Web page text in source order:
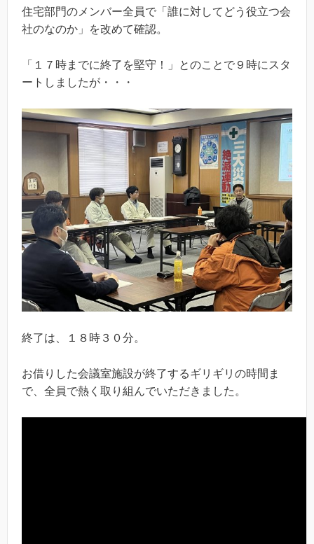
住宅部門のメンバー全員で「誰に対してどう役立つ会
社のなのか」を改めて確認。
「１７時までに終了を堅守！」とのことで９時にスタ
ートしましたが・・・
終了は、１８時３０分。
お借りした会議室施設が終了するギリギリの時間ま
で、全員で熱く取り組んでいただきました。